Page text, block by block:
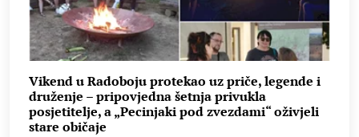
Vikend u Radoboju protekao uz priče, legende i
druženje – pripovjedna šetnja privukla
posjetitelje, a „Pecinjaki pod zvezdami“ oživjeli
stare običaje